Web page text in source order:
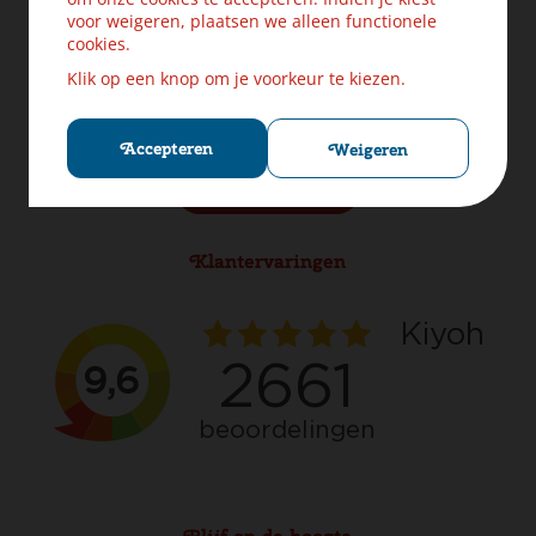
voor weigeren, plaatsen we alleen functionele
cookies.
Klik op een knop om je voorkeur te kiezen.
Accepteren Weigeren
Levering & Verzendinformatie
Ruilen & Retourneren
Klachten? Laat ons helpen!
Cookies
Klantervaringen